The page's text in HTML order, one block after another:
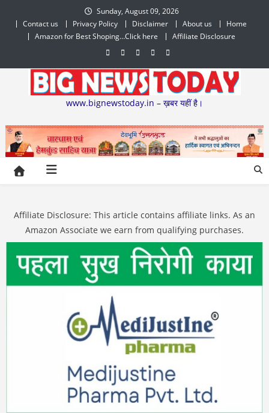
content
Sunday, August 09, 2026
Contact us
Privacy Policy Disclaimer About us
Home
Amazon for Best Shoping…Click here
Affiliate Disclosure
www.bignewstoday.in – ख़बर यहीं है।
Affiliate Disclosure: This article contains affiliate links. As an
Amazon Associate we earn from qualifying purchases.